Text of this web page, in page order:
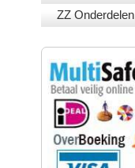
ZZ Onderdelen